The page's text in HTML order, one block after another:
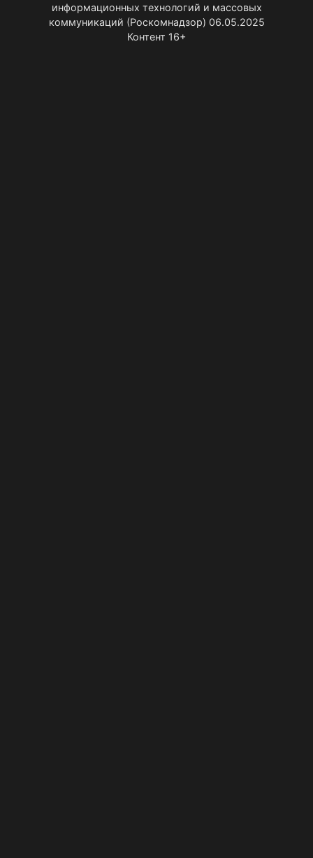
информационных технологий и массовых
коммуникаций (Роскомнадзор) 06.05.2025
Контент 16+